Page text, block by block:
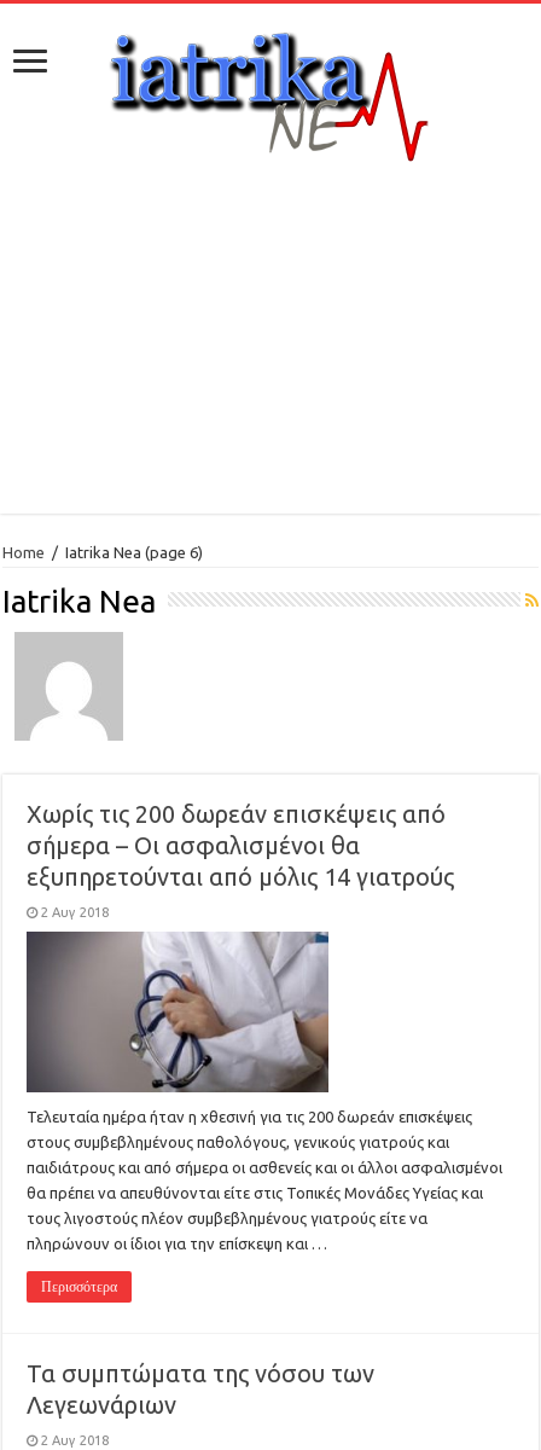
Home / Iatrika Nea (page 6)
Iatrika Nea
Χωρίς τις 200 δωρεάν επισκέψεις από
σήμερα – Οι ασφαλισμένοι θα
εξυπηρετούνται από μόλις 14 γιατρούς
2 Αυγ 2018
Τελευταία ημέρα ήταν η χθεσινή για τις 200 δωρεάν επισκέψεις
στους συμβεβλημένους παθολόγους, γενικούς γιατρούς και
παιδιάτρους και από σήμερα οι ασθενείς και οι άλλοι ασφαλισμένοι
θα πρέπει να απευθύνονται είτε στις Τοπικές Μονάδες Υγείας και
τους λιγοστούς πλέον συμβεβλημένους γιατρούς είτε να
πληρώνουν οι ίδιοι για την επίσκεψη και …
Περισσότερα
Τα συμπτώματα της νόσου των
Λεγεωνάριων
2 Αυγ 2018